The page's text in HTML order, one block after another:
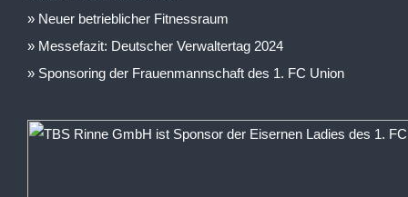
Neuer betrieblicher Fitnessraum
Messefazit: Deutscher Verwaltertag 2024
Sponsoring der Frauenmannschaft des 1. FC Union